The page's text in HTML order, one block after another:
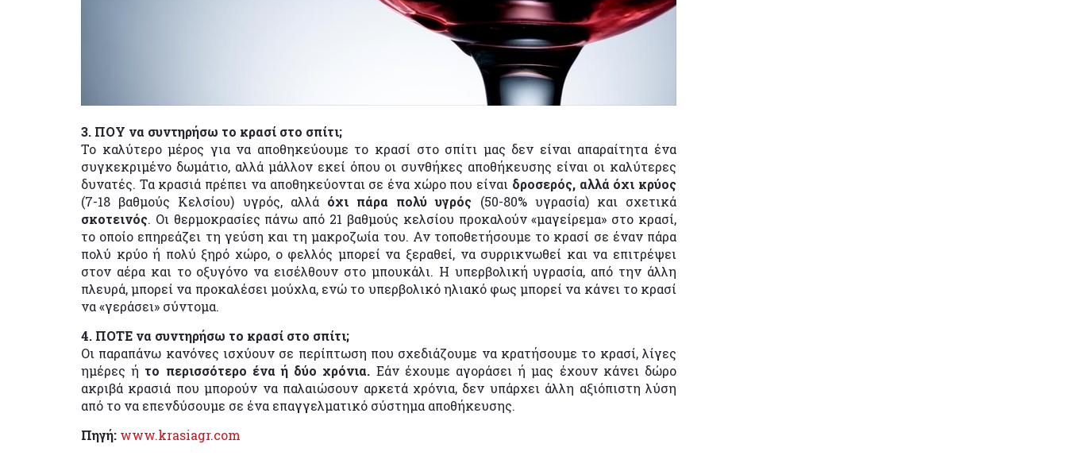
3. ΠΟΥ να συντηρήσω το κρασί στο σπίτι;
Το καλύτερο μέρος για να αποθηκεύουμε το κρασί στο σπίτι μας δεν είναι απαραίτητα ένα
συγκεκριμένο δωμάτιο, αλλά μάλλον εκεί όπου οι συνθήκες αποθήκευσης είναι οι καλύτερες
δυνατές. Τα κρασιά πρέπει να αποθηκεύονται σε ένα χώρο που είναι δροσερός, αλλά όχι κρύος
(7-18 βαθμούς Κελσίου) υγρός, αλλάόχι πάρα πολύ υγρός (50-80% υγρασία) και σχετικά
σκοτεινός. Οι θερμοκρασίες πάνω από 21 βαθμούς κελσίου προκαλούν «μαγείρεμα» στο κρασί,
το οποίο επηρεάζει τη γεύση και τη μακροζωία του. Αν τοποθετήσουμε το κρασί σε έναν πάρα
πολύ κρύο ή πολύ ξηρό χώρο, ο φελλός μπορεί να ξεραθεί, να συρρικνωθεί και να επιτρέψει
στον αέρα και το οξυγόνο να εισέλθουν στο μπουκάλι. Η υπερβολική υγρασία, από την άλλη
πλευρά, μπορεί να προκαλέσει μούχλα, ενώ το υπερβολικό ηλιακό φως μπορεί να κάνει το κρασί
να «γεράσει» σύντομα.
4. ΠΟΤΕ να συντηρήσω το κρασί στο σπίτι;
Οι παραπάνω κανόνες ισχύουν σε περίπτωση που σχεδιάζουμε να κρατήσουμε το κρασί, λίγες
ημέρες ή το περισσότερο ένα ή δύο χρόνια. Εάν έχουμε αγοράσει ή μας έχουν κάνει δώρο
ακριβά κρασιά που μπορούν να παλαιώσουν αρκετά χρόνια, δεν υπάρχει άλλη αξιόπιστη λύση
από το να επενδύσουμε σε ένα επαγγελματικό σύστημα αποθήκευσης.
Πηγή: www.krasiagr.com